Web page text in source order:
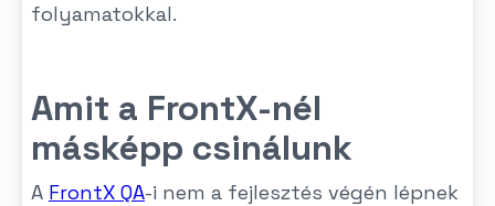
folyamatokkal.
Amit a FrontX-nél
másképp csinálunk
A FrontX QA-i nem a fejlesztés végén lépnek